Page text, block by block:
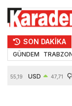
SON DAKİKA
GÜNDEM
55,19 USD 47,71